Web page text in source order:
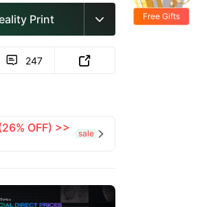
Print 
 247 
OFF) >>
sale 
Free Gifts